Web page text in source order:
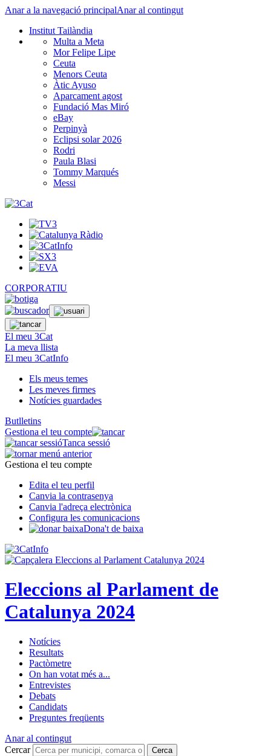
Anar a la navegació principalAnar al contingut
Institut Tailàndia
Multa a Meta
Mor Felipe Lipe
Ceuta
Menors Ceuta
Àtic Ayuso
Aparcament agost
Fundació Mas Miró
eBay
Perpinyà
Eclipsi solar 2026
Rodri
Paula Blasi
Tommy Marqués
Messi
CORPORATIU
El meu 3Cat
La meva llista
El meu 3CatInfo
Els meus temes
Les meves firmes
Notícies guardades
Butlletins
Gestiona el teu compte
Tanca sessió
Gestiona el teu compte
Edita el teu perfil
Canvia la contrasenya
Canvia l'adreça electrònica
Configura les comunicacions
Dona't de baixa
Eleccions al Parlament de
Catalunya 2024
Notícies
Resultats
Pactòmetre
On han votat més a...
Entrevistes
Debats
Candidats
Preguntes freqüents
Anar al contingut
Cercar
Cerca